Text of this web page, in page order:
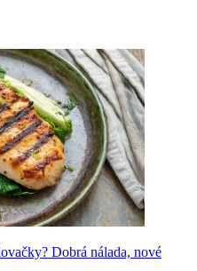
Dobrá nálada, nové